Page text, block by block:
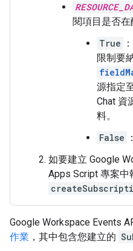
閱項目是否在
True
限制要
源指定
Chat 資
料。
False
如要建立 Google
Apps Script 專案中
Google Workspace Events
作業 ，其中包含您建立的